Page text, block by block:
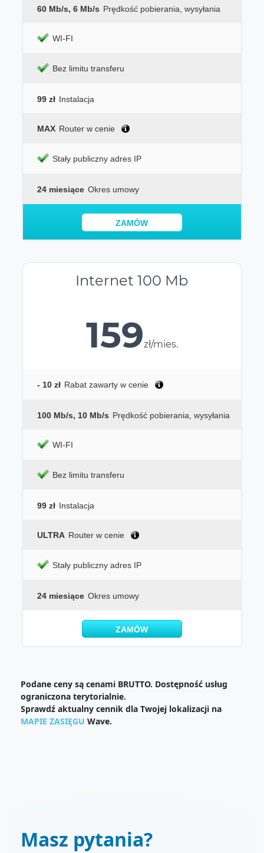
60 Mb/s, 6 Mb/s Prędkość pobierania, wysyłania
WI-FI
Bez limitu transferu
99 zł Instalacja
MAX Router w cenie
Stały publiczny adres IP
24 miesiące Okres umowy
ZAMÓW
Internet 100 Mb
159zł/mies.
- 10 zł Rabat zawarty w cenie
100 Mb/s, 10 Mb/s Prędkość pobierania, wysyłania
WI-FI
Bez limitu transferu
99 zł Instalacja
ULTRA Router w cenie
Stały publiczny adres IP
24 miesiące Okres umowy
ZAMÓW
Podane ceny są cenami BRUTTO. Dostępność usług
ograniczona terytorialnie.
Sprawdź aktualny cennik dla Twojej lokalizacji na
MAPIE ZASIĘGU Wave.
Masz pytania?